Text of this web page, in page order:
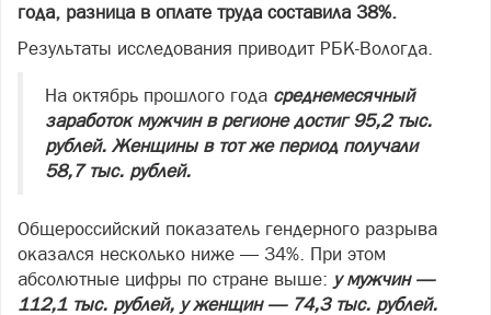
года, разница в оплате труда составила 38%.
Результаты исследования приводит РБК-Вологда.
На октябрь прошлого года среднемесячный
заработок мужчин в регионе достиг 95,2 тыс.
рублей. Женщины в тот же период получали
58,7 тыс. рублей.
Общероссийский показатель гендерного разрыва
оказался несколько ниже — 34%. При этом
абсолютные цифры по стране выше: у мужчин —
112,1 тыс. рублей, у женщин — 74,3 тыс. рублей.